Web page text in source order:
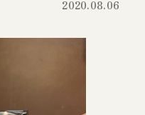
2020.08.06